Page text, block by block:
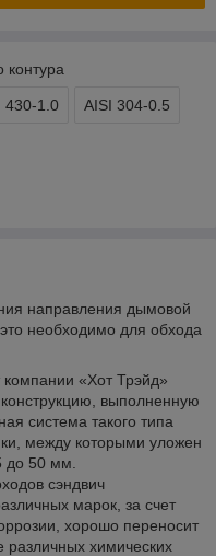
контура
430-1.0 AISI 304-0.5
направления дымовой
необходимо для обхода
«Хот Трэйд»
выполненную
система такого типа
между которыми уложен
до 50 мм.
сэндвич
марок, за счет
хорошо переносит
различных химических